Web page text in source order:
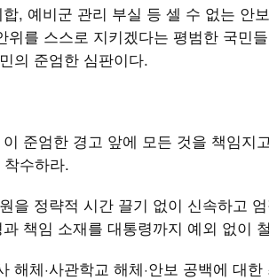
, 예비군 관리 부실 등 셀 수 없는 안
를 스스로 지키겠다는 평범한 국민
의 준엄한 심판이다.
준엄한 경고 앞에 모든 것을 책임지
수하라.
을 정략적 시간 끌기 없이 신속하고
책임 소재를 대통령까지 예외 없이
해체·사관학교 해체·안보 공백에 대